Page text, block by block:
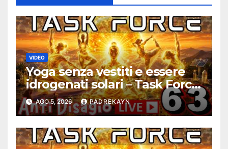
VIDEO
Yoga senza vestiti e essere
idrogenati solari – Task Force
Antidisagio ep. 63
AGO 5, 2026 PADREKAYN